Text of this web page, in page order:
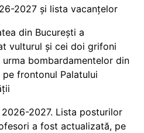
2027 și lista vacanțelor
din București a
vulturul și cei doi grifoni
bombardamentelor din
pe frontonul Palatului
2027. Lista posturilor
a fost actualizată, pe